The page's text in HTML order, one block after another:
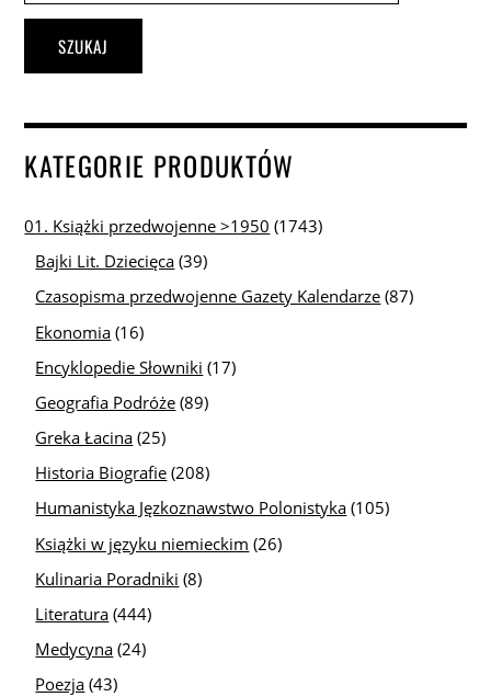
SZUKAJ
KATEGORIE PRODUKTÓW
01. Książki przedwojenne >1950 (1743)
Bajki Lit. Dziecięca (39)
Czasopisma przedwojenne Gazety Kalendarze (87)
Ekonomia (16)
Encyklopedie Słowniki (17)
Geografia Podróże (89)
Greka Łacina (25)
Historia Biografie (208)
Humanistyka Jęzkoznawstwo Polonistyka (105)
Książki w języku niemieckim (26)
Kulinaria Poradniki (8)
Literatura (444)
Medycyna (24)
Poezja (43)